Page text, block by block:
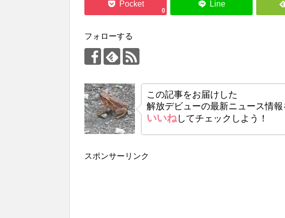
0
フォローする
この記事をお届けした
解放デビューの最新ニュース情報
いいねしてチェックしよう！
スポンサーリンク